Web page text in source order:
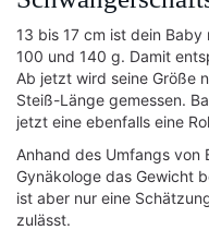
13 bis 17 cm ist dein
100 und 140 g. Damit
Ab jetzt wird seine Größe
Steiß-Länge gemessen.
jetzt eine ebenfalls eine
Anhand des Umfangs von
Gynäkologe das Gewicht
ist aber nur eine
zulässt.